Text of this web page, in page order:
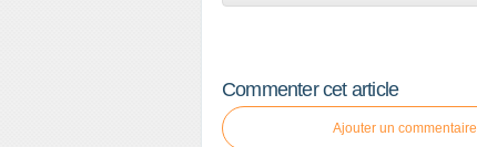
Commenter cet article
Ajouter un commentaire